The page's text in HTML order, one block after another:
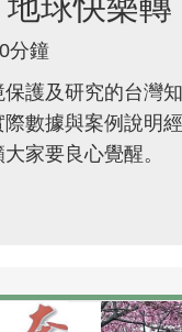
球快樂轉
分鐘
護及研究的台灣
數據與案例說明
家要良心覺醒。